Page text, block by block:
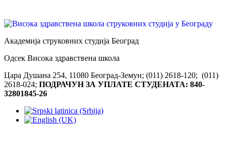
Академија струковних студија Београд
Одсек Висока здравствена школа
Цара Душана 254, 11080 Београд-Земун; (011) 2618-120; (011)
2618-024; ПОДРАЧУН ЗА УПЛАТЕ СТУДЕНАТА: 840-
32801845-26